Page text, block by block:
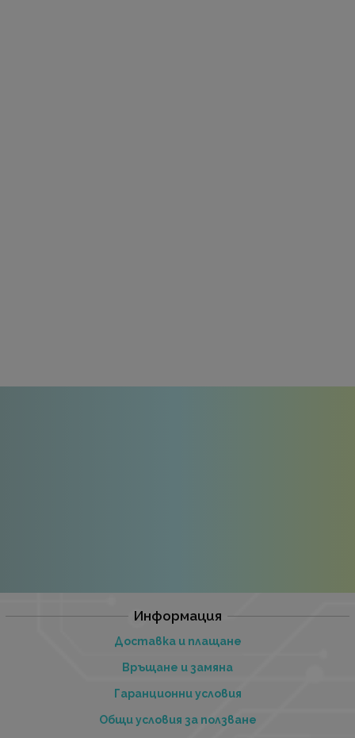
Информация
Доставка и плащане
Връщане и замяна
Гаранционни условия
Общи условия за ползване